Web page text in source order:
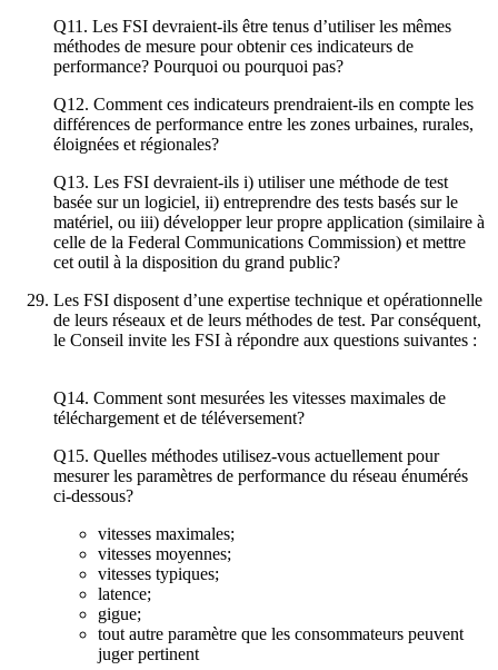
Q11. Les FSI devraient-ils être tenus d’utiliser les mêmes
méthodes de mesure pour obtenir ces indicateurs de
performance? Pourquoi ou pourquoi pas?
Q12. Comment ces indicateurs prendraient-ils en compte les
différences de performance entre les zones urbaines, rurales,
éloignées et régionales?
Q13. Les FSI devraient-ils i) utiliser une méthode de test
basée sur un logiciel, ii) entreprendre des tests basés sur le
matériel, ou iii) développer leur propre application (similaire à
celle de la Federal Communications Commission) et mettre
cet outil à la disposition du grand public?
Les FSI disposent d’une expertise technique et opérationnelle
de leurs réseaux et de leurs méthodes de test. Par conséquent,
le Conseil invite les FSI à répondre aux questions suivantes :
Q14. Comment sont mesurées les vitesses maximales de
téléchargement et de téléversement?
Q15. Quelles méthodes utilisez-vous actuellement pour
mesurer les paramètres de performance du réseau énumérés
ci-dessous?
vitesses maximales;
vitesses moyennes;
vitesses typiques;
latence;
gigue;
tout autre paramètre que les consommateurs peuvent
juger pertinent